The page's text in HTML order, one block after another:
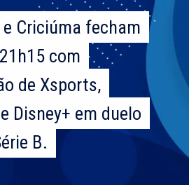
Criciúma fecham
com
de Xsports,
Disney+ em duelo
B.
Criciúma fecham
com
de Xsports,
Disney+ em duelo
B.